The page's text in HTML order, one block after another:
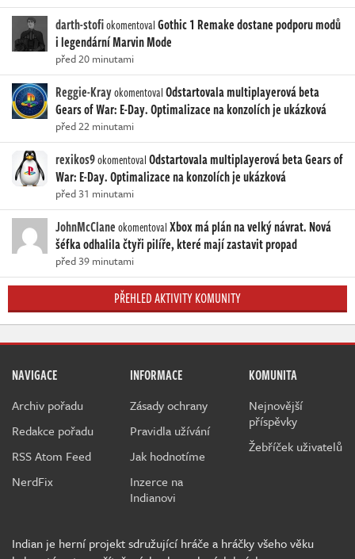
darth-stofiokomentovalGothic 1 Remake dostane podporu modů
i legendární Marvin Mode
před 20 minutami
Reggie-KrayokomentovalOdstartovala multiplayerová beta
Gears of War: E-Day. Optimalizace na konzolích je ukázková
před 22 minutami
rexikos9okomentovalOdstartovala multiplayerová beta Gears of
War: E-Day. Optimalizace na konzolích je ukázková
před 31 minutami
JohnMcClaneokomentovalXbox má plán na velký návrat. Nová
šéfka odhalila čtyři pilíře, které mají zastavit propad
před 39 minutami
PŘEHLED AKTIVITY KOMUNITY
NAVIGACE
Archiv pořadu
Redakce pořadu
RSS Atom Feed
NerdFix
INFORMACE
Zásady ochrany
Pravidla užívání
Jak hodnotíme
Inzerce na
Indianovi
KOMUNITA
Nejnovější
příspěvky
Žebříček uživatelů
Indian je herní projekt sdružující hráče a hráčky všeho věku